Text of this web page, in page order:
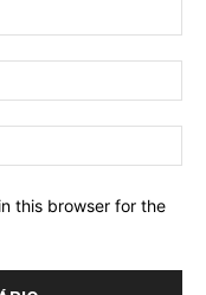
this browser for the